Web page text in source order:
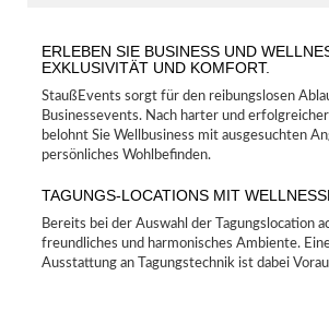
ERLEBEN SIE BUSINESS UND
EXKLUSIVITÄT UND KOMFORT.
StaußEvents sorgt für den reibungslosen
Businessevents. Nach harter und
belohnt Sie Wellbusiness mit ausgesuchten
persönliches Wohlbefinden.
TAGUNGS-LOCATIONS MIT
Bereits bei der Auswahl der Tagungslocation
freundliches und harmonisches Ambiente.
Ausstattung an Tagungstechnik ist dabei